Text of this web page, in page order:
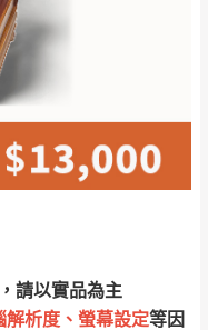
請以實品為主
解析度、螢幕設定等因
費
費
安鄉、大湖鄉、頭
屋、獅潭鄉
吊掛方式吊運，
問題，並非一般
定時間送達，司
貴時間。
，故暫無法配送
票，發票將於商品